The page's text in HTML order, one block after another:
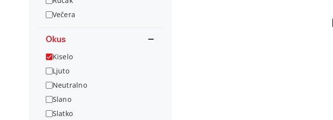
Večera
Okus
Kiselo
Ljuto
Neutralno
Slano
Slatko